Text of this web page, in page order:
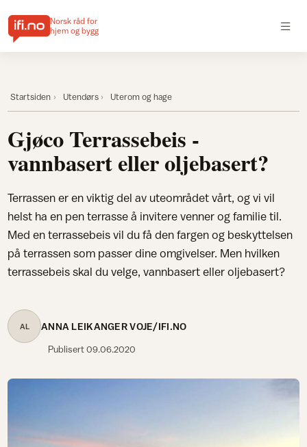
Norsk råd for
hjem og bygg
Startsiden Utendørs Uterom og hage
Gjøco Terrassebeis -
vannbasert eller oljebasert?
Terrassen er en viktig del av uteområdet vårt, og vi vil
helst ha en pen terrasse å invitere venner og familie til.
Med en terrassebeis vil du få den fargen og beskyttelsen
på terrassen som passer dine omgivelser. Men hvilken
terrassebeis skal du velge, vannbasert eller oljebasert?
AL ANNA LEIKANGER VOJE/IFI.NO
Publisert09.06.2020